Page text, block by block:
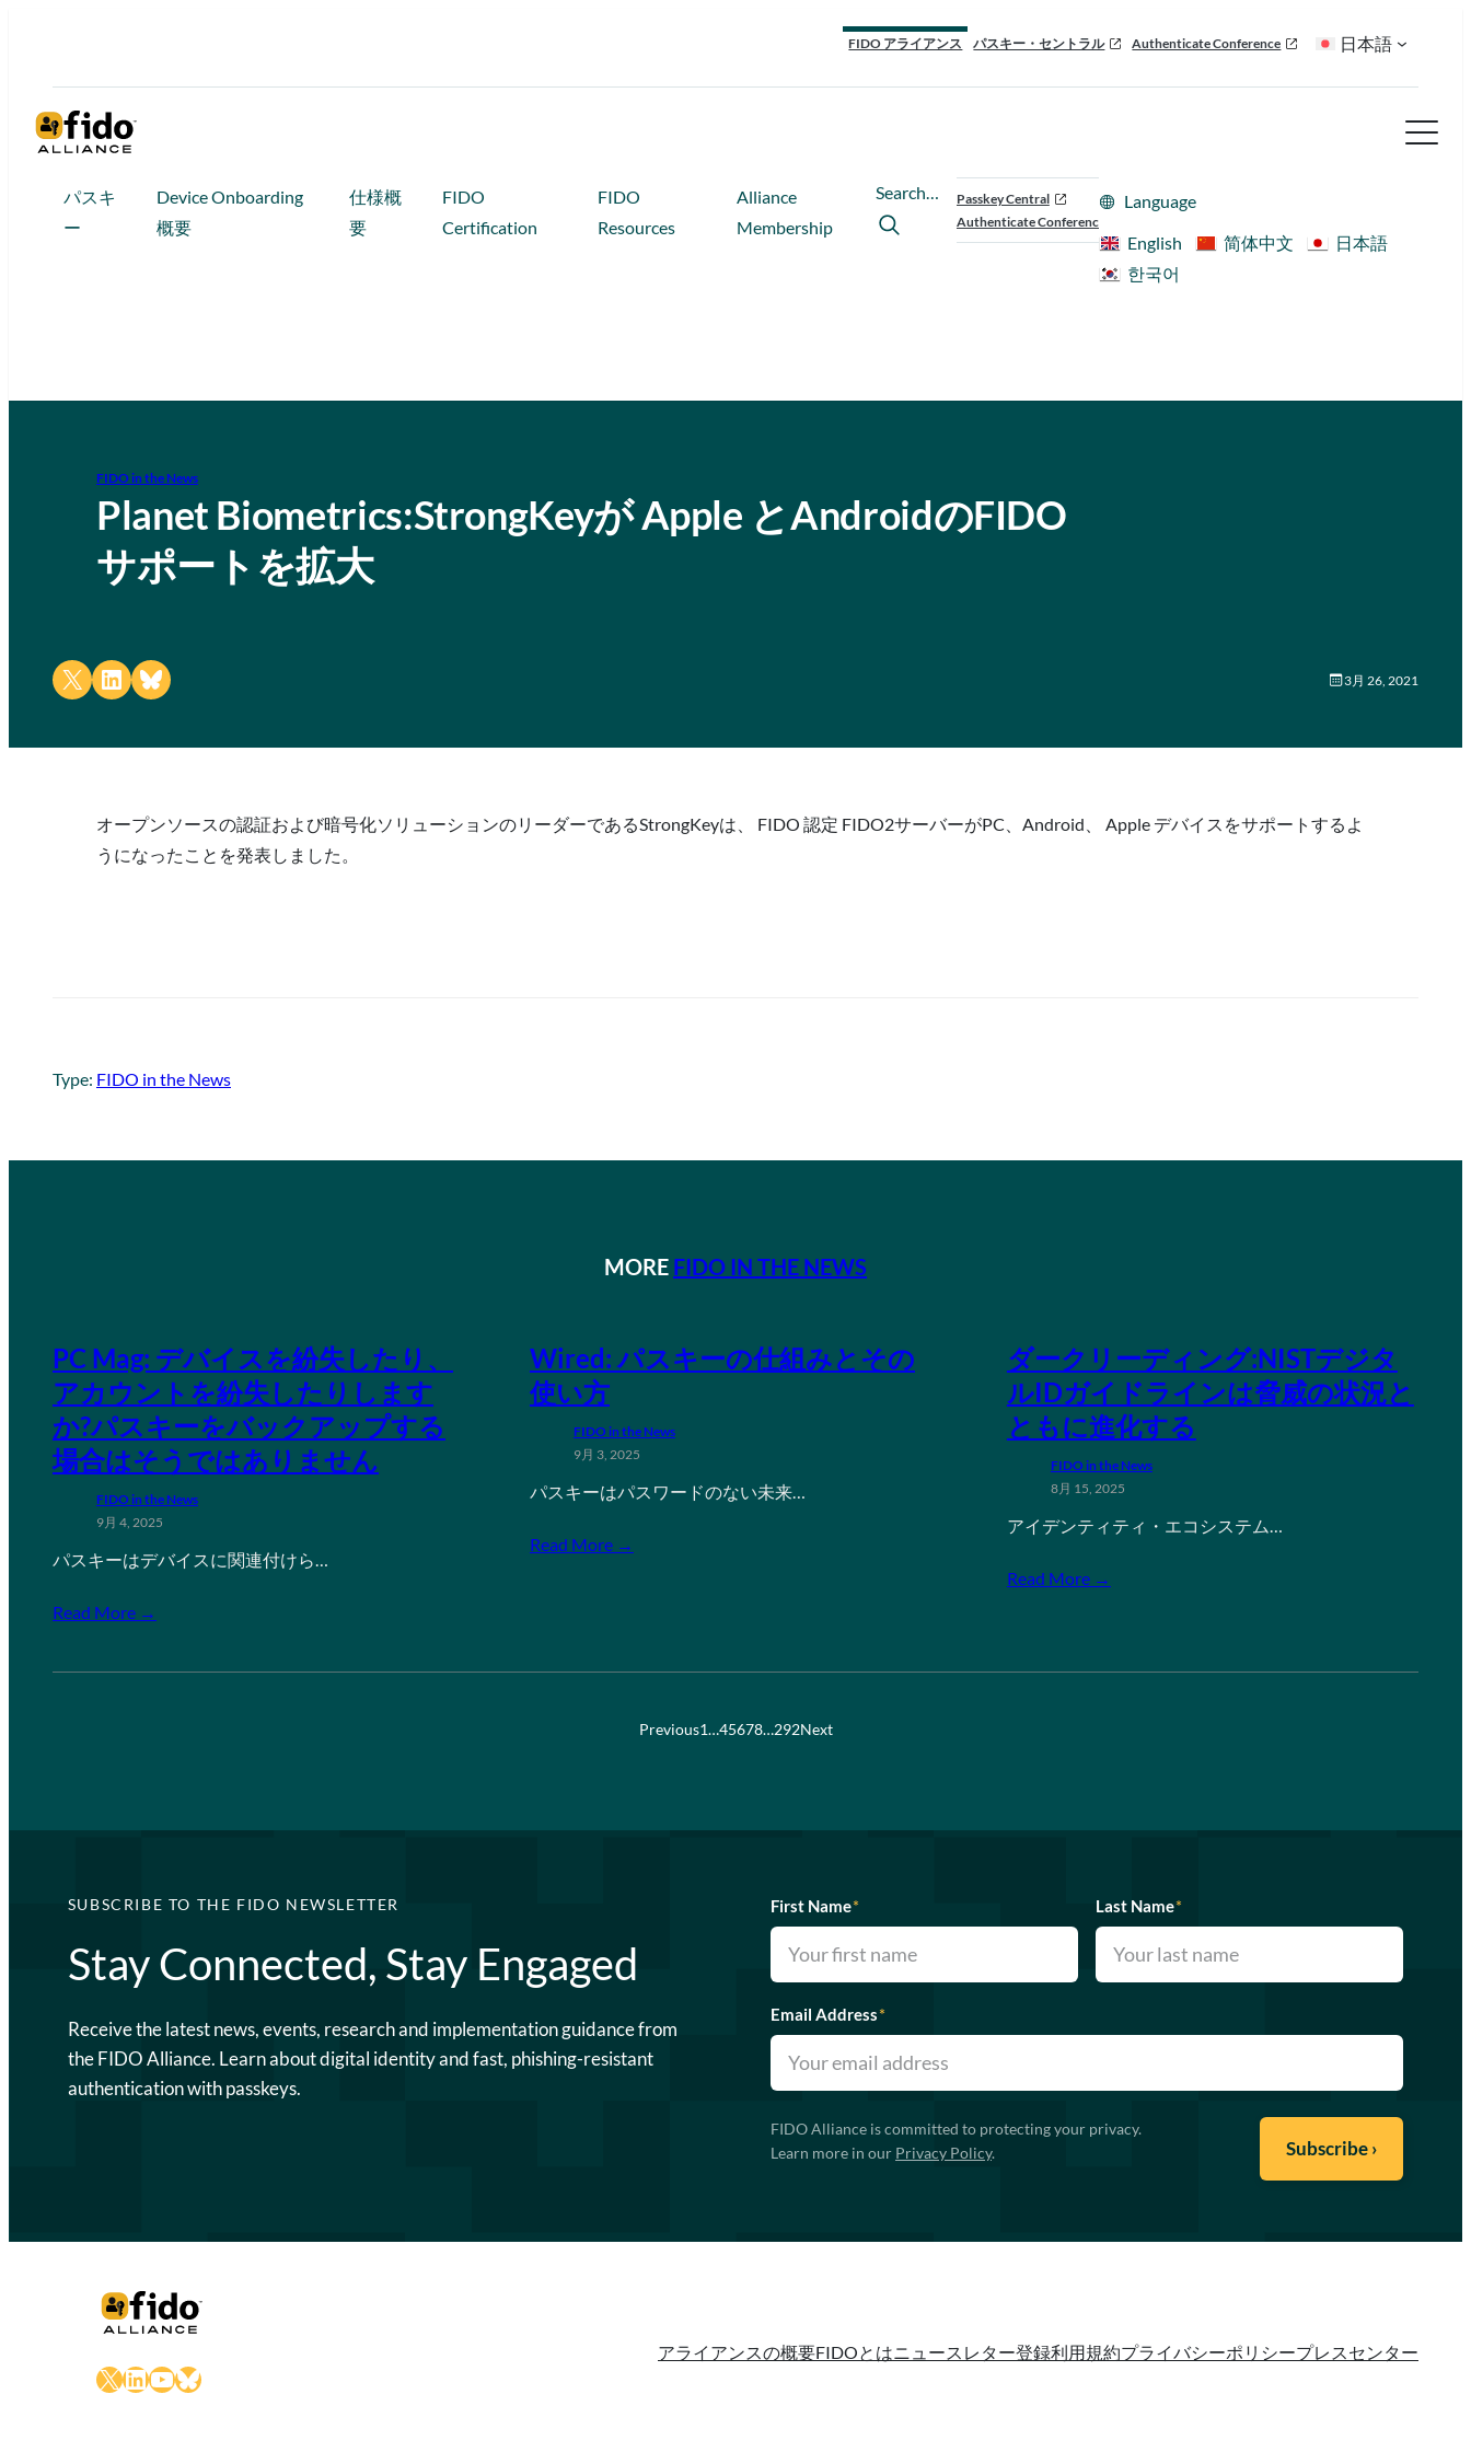
FIDO アライアンス パスキー・セントラル Authenticate Conference 日本語
パスキ
ー
Device Onboarding
概要
仕様概
要
FIDO
Certification
FIDO
Resources
Alliance
Membership
Search…
Passkey Central
Authenticate Conference
Language
English
简体中文
日本語
한국어
FIDO in the News
Planet Biometrics:StrongKeyが Apple とAndroidのFIDO
サポートを拡大
Share on X Share on LinkedIn
Share on Bluesky 3月 26, 2021
オープンソースの認証および暗号化ソリューションのリーダーであるStrongKeyは、 FIDO 認定 FIDO2サーバーがPC、Android、 Apple デバイスをサポートするよ
うになったことを発表しました。
Type: FIDO in the News
MORE FIDO IN THE NEWS
PC Mag: デバイスを紛失したり、
アカウントを紛失したりします
か?パスキーをバックアップする
場合はそうではありません
FIDO in the News
9月 4, 2025
パスキーはデバイスに関連付けら…
Read More →
Wired: パスキーの仕組みとその
使い方
FIDO in the News
9月 3, 2025
パスキーはパスワードのない未来…
Read More →
ダークリーディング:NISTデジタ
ルIDガイドラインは脅威の状況と
ともに進化する
FIDO in the News
8月 15, 2025
アイデンティティ・エコシステム…
Read More →
Previous1…45678…292Next
SUBSCRIBE TO THE FIDO NEWSLETTER
Stay Connected, Stay Engaged
Receive the latest news, events, research and implementation guidance from
the FIDO Alliance. Learn about digital identity and fast, phishing-resistant
authentication with passkeys.
First Name* Last Name*
Email Address*
FIDO Alliance is committed to protecting your privacy.
Learn more in our Privacy Policy.
X LinkedIn
YouTube
Bluesky
アライアンスの概要FIDOとはニュースレター登録利用規約プライバシーポリシープレスセンター